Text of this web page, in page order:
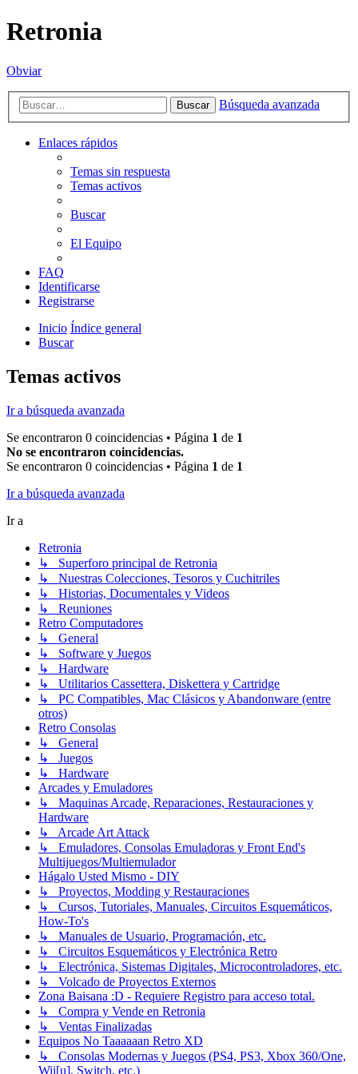
Retronia
Obviar
Buscar Búsqueda avanzada
Enlaces rápidos
Temas sin respuesta
Temas activos
Buscar
El Equipo
FAQ
Identificarse
Registrarse
Inicio Índice general
Buscar
Temas activos
Ir a búsqueda avanzada
Se encontraron 0 coincidencias • Página 1 de 1
No se encontraron coincidencias.
Se encontraron 0 coincidencias • Página 1 de 1
Ir a búsqueda avanzada
Ir a
Retronia
↳ Superforo principal de Retronia
↳ Nuestras Colecciones, Tesoros y Cuchitriles
↳ Historias, Documentales y Videos
↳ Reuniones
Retro Computadores
↳ General
↳ Software y Juegos
↳ Hardware
↳ Utilitarios Cassettera, Diskettera y Cartridge
↳ PC Compatibles, Mac Clásicos y Abandonware (entre
otros)
Retro Consolas
↳ General
↳ Juegos
↳ Hardware
Arcades y Emuladores
↳ Maquinas Arcade, Reparaciones, Restauraciones y
Hardware
↳ Arcade Art Attack
↳ Emuladores, Consolas Emuladoras y Front End's
Multijuegos/Multiemulador
Hágalo Usted Mismo - DIY
↳ Proyectos, Modding y Restauraciones
↳ Cursos, Tutoriales, Manuales, Circuitos Esquemáticos,
How-To's
↳ Manuales de Usuario, Programación, etc.
↳ Circuitos Esquemáticos y Electrónica Retro
↳ Electrónica, Sistemas Digitales, Microcontroladores, etc.
↳ Volcado de Proyectos Externos
Zona Baisana :D - Requiere Registro para acceso total.
↳ Compra y Vende en Retronia
↳ Ventas Finalizadas
Equipos No Taaaaaan Retro XD
↳ Consolas Modernas y Juegos (PS4, PS3, Xbox 360/One,
Wii[u], Switch, etc.)